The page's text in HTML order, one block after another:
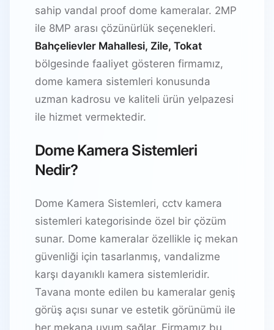
sahip vandal proof dome kameralar. 2MP
ile 8MP arası çözünürlük seçenekleri.
Bahçelievler Mahallesi, Zile, Tokat
bölgesinde faaliyet gösteren firmamız,
dome kamera sistemleri konusunda
uzman kadrosu ve kaliteli ürün yelpazesi
ile hizmet vermektedir.
Dome Kamera Sistemleri
Nedir?
Dome Kamera Sistemleri, cctv kamera
sistemleri kategorisinde özel bir çözüm
sunar. Dome kameralar özellikle iç mekan
güvenliği için tasarlanmış, vandalizme
karşı dayanıklı kamera sistemleridir.
Tavana monte edilen bu kameralar geniş
görüş açısı sunar ve estetik görünümü ile
her mekana uyum sağlar. Firmamız bu